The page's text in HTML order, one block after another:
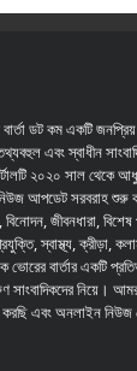
ডট কম একটি
এবং স্বাধীন
২০২০ সাল থেকে
আপডেট সরবরাহ শুরু
বিনোদন, জীবনধারা,
স্বাস্থ্য, ক্রীড়া,
ভোরের বার্তার একটি
সাংবাদিকদের নিয়ে।
করছি এবং অনলাইন